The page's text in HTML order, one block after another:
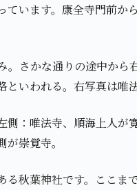
ています。康全寺門前か
。さかな通りの途中か
といわれる。右写真は唯
側：唯法寺、順海上人
崇覚寺。
る秋葉神社です。ここま